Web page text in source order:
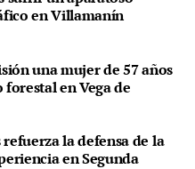
en Villamanín
una mujer de 57 años
en Vega de
la defensa de la
en Segunda